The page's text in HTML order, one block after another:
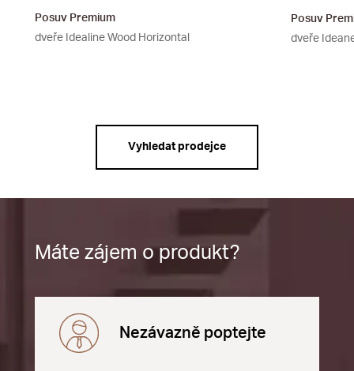
Posuv Premium
dveře Idealine Wood Horizontal
Posuv
dveře
Vyhledat prodejce
Máte zájem o produkt?
Nezávazně poptejte